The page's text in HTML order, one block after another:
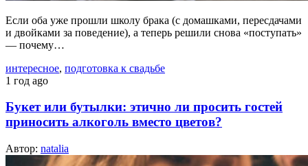
Если оба уже прошли школу брака (с домашками, пересдачами
и двойками за поведение), а теперь решили снова «поступать»
— почему…
интересное, подготовка к свадьбе
1 год ago
Букет или бутылки: этично ли просить гостей
приносить алкоголь вместо цветов?
Автор: natalia